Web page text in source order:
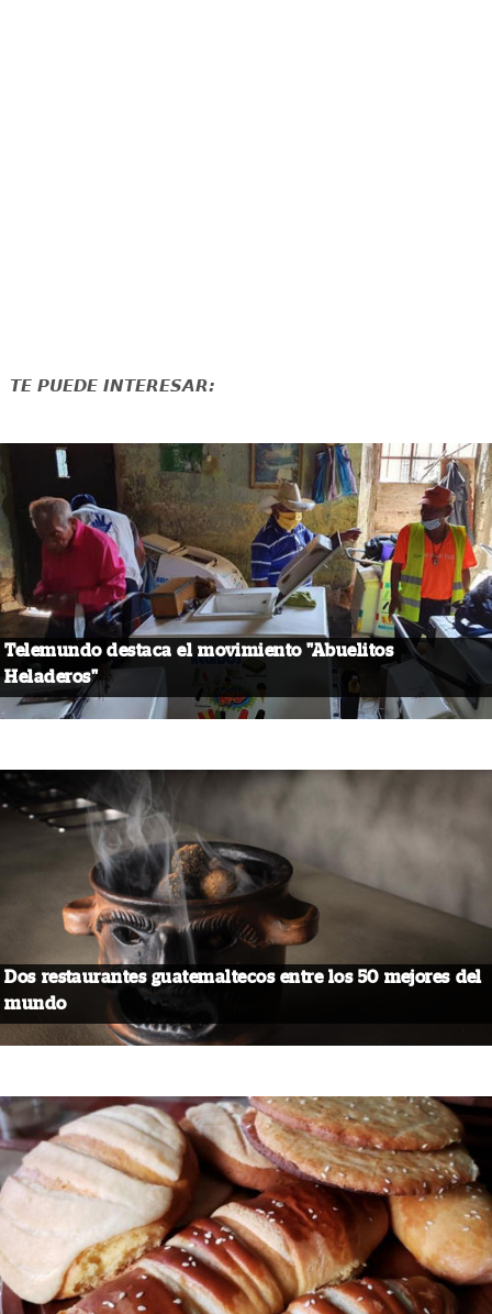
TE PUEDE INTERESAR:
Telemundo destaca el movimiento "Abuelitos
Heladeros"
Dos restaurantes guatemaltecos entre los 50 mejores del
mundo